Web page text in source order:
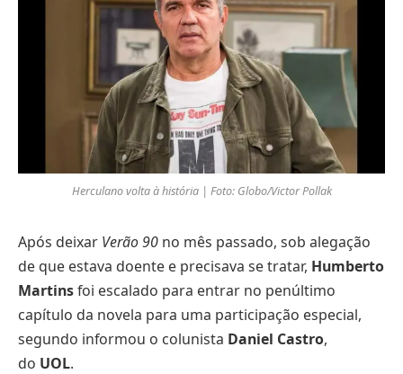
Herculano volta à história | Foto: Globo/Victor Pollak
Após deixar Verão 90 no mês passado, sob alegação
de que estava doente e precisava se tratar, Humberto
Martinsfoi escalado para entrar no penúltimo
capítulo da novela para uma participação especial,
segundo informou o colunista Daniel Castro,
do UOL.